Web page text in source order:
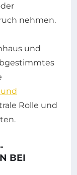
nehmen.
und
Rolle und
BEI